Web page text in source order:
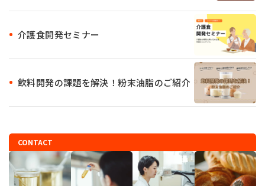
介護食開発セミナー
飲料開発の課題を解決！粉末油脂のご紹介
CONTACT